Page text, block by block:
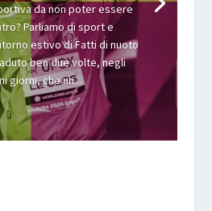
da non poter essere
Parliamo di sport e
estivo di Fatti di nuoto
ben due volte, negli
giorni, che un...